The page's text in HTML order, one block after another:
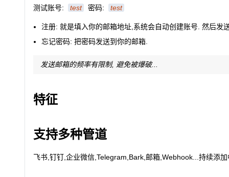
测试账号: test 密码: test
注册: 就是填入你的邮箱地址,系统会自动创建账号. 然后发
忘记密码: 把密码发送到你的邮箱.
发送邮箱的频率有限制, 避免被爆破...
特征
支持多种管道
飞书,钉钉,企业微信,Telegram,Bark,邮箱,Webhook...持续添加